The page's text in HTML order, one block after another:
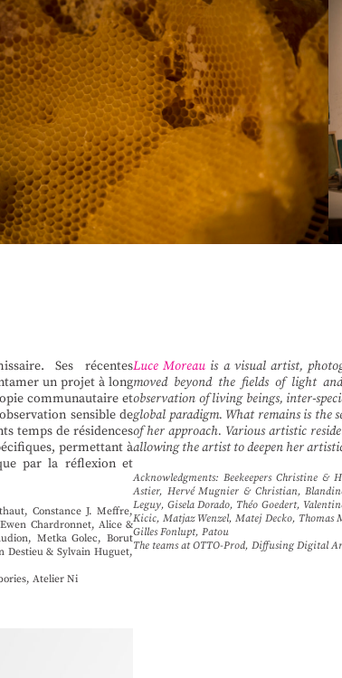
Ses récentes
un projet à long
communautaire et
sensible de
temps de résidences
permettant à
par la réflexion et
Constance J. Meffre,
Chardronnet, Alice &
Metka Golec, Borut
Destieu & Sylvain Huguet,
Atelier Ni
Luce Moreau is a visual artist,
moved beyond the fields of light
observation of living beings, inter-
global paradigm. What remains is the
of her approach. Various artistic
allowing the artist to deepen her
Acknowledgments: Beekeepers Christine
Astier, Hervé Mugnier & Christian,
Leguy, Gisela Dorado, Théo Goedert,
Kicic, Matjaz Wenzel, Matej Decko, Thomas
Gilles Fonlupt, Patou
The teams at OTTO-Prod, Diffusing Digital